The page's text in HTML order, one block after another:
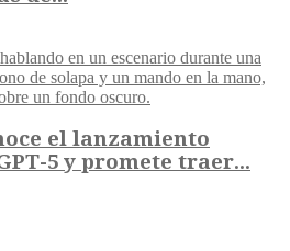
el lanzamiento
5 y promete traer...